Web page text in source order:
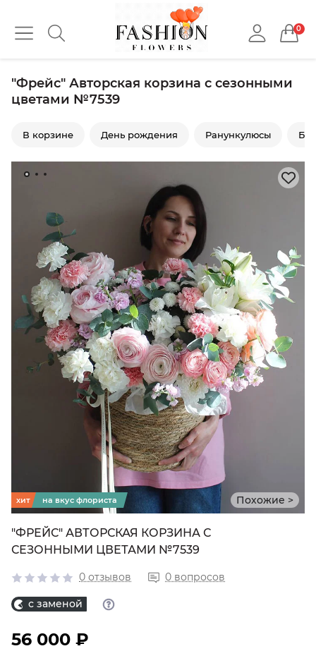
0
"Фрейс" Авторская корзина с сезонными
цветами №7539
В корзине День рождения Ранункулюсы
Похожие >
хит на вкус флориста
"ФРЕЙС" АВТОРСКАЯ КОРЗИНА С
СЕЗОННЫМИ ЦВЕТАМИ №7539
0 отзывов 0 вопросов
с заменой
56 000 ₽